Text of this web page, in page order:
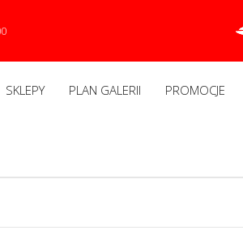
SKLEPY PLAN GALERII PROMOCJE